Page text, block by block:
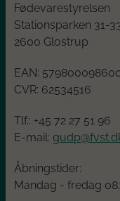
Fødevarestyrelsen
Stationsparken 31-
2600 Glostrup
EAN:
CVR: 62534516
Tlf.: +45 72 27 51 96
E-mail:
Åbningstider:
Mandag - fredag